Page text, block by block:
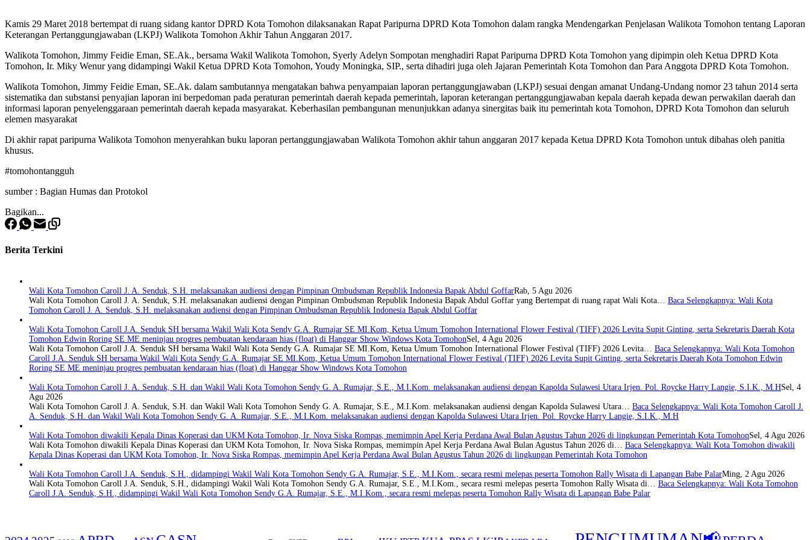
Kamis 29 Maret 2018 bertempat di ruang sidang kantor DPRD Kota Tomohon dilaksanakan Rapat Paripurna DPRD Kota Tomohon dalam rangka Mendengarkan Penjelasan Walikota Tomohon tentang Laporan
Keterangan Pertanggungjawaban (LKPJ) Walikota Tomohon Akhir Tahun Anggaran 2017.
Walikota Tomohon, Jimmy Feidie Eman, SE.Ak., bersama Wakil Walikota Tomohon, Syerly Adelyn Sompotan menghadiri Rapat Paripurna DPRD Kota Tomohon yang dipimpin oleh Ketua DPRD Kota
Tomohon, Ir. Miky Wenur yang didampingi Wakil Ketua DPRD Kota Tomohon, Youdy Moningka, SIP., serta dihadiri juga oleh Jajaran Pemerintah Kota Tomohon dan Para Anggota DPRD Kota Tomohon.
Walikota Tomohon, Jimmy Feidie Eman, SE.Ak. dalam sambutannya mengatakan bahwa penyampaian laporan pertanggungjawaban (LKPJ) sesuai dengan amanat Undang-Undang nomor 23 tahun 2014 serta
sistematika dan substansi penyajian laporan ini berpedoman pada peraturan pemerintah daerah kepada pemerintah, laporan keterangan pertanggungjawaban kepala daerah kepada dewan perwakilan daerah dan
informasi laporan penyelenggaraan pemerintah daerah kepada masyarakat. Keberhasilan pembangunan menunjukkan adanya sinergitas baik itu pemerintah kota Tomohon, DPRD Kota Tomohon dan seluruh
elemen masyarakat
Di akhir rapat paripurna Walikota Tomohon menyerahkan buku laporan pertanggungjawaban Walikota Tomohon akhir tahun anggaran 2017 kepada Ketua DPRD Kota Tomohon untuk dibahas oleh panitia
khusus.
#tomohontangguh
sumber : Bagian Humas dan Protokol
Bagikan...
Berita Terkini
Wali Kota Tomohon Caroll J. A. Senduk, S.H. melaksanakan audiensi dengan Pimpinan Ombudsman Republik Indonesia Bapak Abdul GoffarRab, 5 Agu 2026
Wali Kota Tomohon Caroll J. A. Senduk, S.H. melaksanakan audiensi dengan Pimpinan Ombudsman Republik Indonesia Bapak Abdul Goffar yang Bertempat di ruang rapat Wali Kota… Baca Selengkapnya: Wali Kota
Tomohon Caroll J. A. Senduk, S.H. melaksanakan audiensi dengan Pimpinan Ombudsman Republik Indonesia Bapak Abdul Goffar
Wali Kota Tomohon Caroll J.A. Senduk SH bersama Wakil Wali Kota Sendy G.A. Rumajar SE MI.Kom, Ketua Umum Tomohon International Flower Festival (TIFF) 2026 Levita Supit Ginting, serta Sekretaris Daerah Kota
Tomohon Edwin Roring SE ME meninjau progres pembuatan kendaraan hias (float) di Hanggar Show Windows Kota TomohonSel, 4 Agu 2026
Wali Kota Tomohon Caroll J.A. Senduk SH bersama Wakil Wali Kota Sendy G.A. Rumajar SE MI.Kom, Ketua Umum Tomohon International Flower Festival (TIFF) 2026 Levita… Baca Selengkapnya: Wali Kota Tomohon
Caroll J.A. Senduk SH bersama Wakil Wali Kota Sendy G.A. Rumajar SE MI.Kom, Ketua Umum Tomohon International Flower Festival (TIFF) 2026 Levita Supit Ginting, serta Sekretaris Daerah Kota Tomohon Edwin
Roring SE ME meninjau progres pembuatan kendaraan hias (float) di Hanggar Show Windows Kota Tomohon
Wali Kota Tomohon Caroll J. A. Senduk, S.H. dan Wakil Wali Kota Tomohon Sendy G. A. Rumajar, S.E., M.I.Kom. melaksanakan audiensi dengan Kapolda Sulawesi Utara Irjen. Pol. Roycke Harry Langie, S.I.K., M.HSel, 4
Agu 2026
Wali Kota Tomohon Caroll J. A. Senduk, S.H. dan Wakil Wali Kota Tomohon Sendy G. A. Rumajar, S.E., M.I.Kom. melaksanakan audiensi dengan Kapolda Sulawesi Utara… Baca Selengkapnya: Wali Kota Tomohon Caroll J.
A. Senduk, S.H. dan Wakil Wali Kota Tomohon Sendy G. A. Rumajar, S.E., M.I.Kom. melaksanakan audiensi dengan Kapolda Sulawesi Utara Irjen. Pol. Roycke Harry Langie, S.I.K., M.H
Wali Kota Tomohon diwakili Kepala Dinas Koperasi dan UKM Kota Tomohon, Ir. Nova Siska Rompas, memimpin Apel Kerja Perdana Awal Bulan Agustus Tahun 2026 di lingkungan Pemerintah Kota TomohonSel, 4 Agu 2026
Wali Kota Tomohon diwakili Kepala Dinas Koperasi dan UKM Kota Tomohon, Ir. Nova Siska Rompas, memimpin Apel Kerja Perdana Awal Bulan Agustus Tahun 2026 di… Baca Selengkapnya: Wali Kota Tomohon diwakili
Kepala Dinas Koperasi dan UKM Kota Tomohon, Ir. Nova Siska Rompas, memimpin Apel Kerja Perdana Awal Bulan Agustus Tahun 2026 di lingkungan Pemerintah Kota Tomohon
Wali Kota Tomohon Caroll J.A. Senduk, S.H., didampingi Wakil Wali Kota Tomohon Sendy G.A. Rumajar, S.E., M.I.Kom., secara resmi melepas peserta Tomohon Rally Wisata di Lapangan Babe PalarMing, 2 Agu 2026
Wali Kota Tomohon Caroll J.A. Senduk, S.H., didampingi Wakil Wali Kota Tomohon Sendy G.A. Rumajar, S.E., M.I.Kom., secara resmi melepas peserta Tomohon Rally Wisata di… Baca Selengkapnya: Wali Kota Tomohon
Caroll J.A. Senduk, S.H., didampingi Wakil Wali Kota Tomohon Sendy G.A. Rumajar, S.E., M.I.Kom., secara resmi melepas peserta Tomohon Rally Wisata di Lapangan Babe Palar